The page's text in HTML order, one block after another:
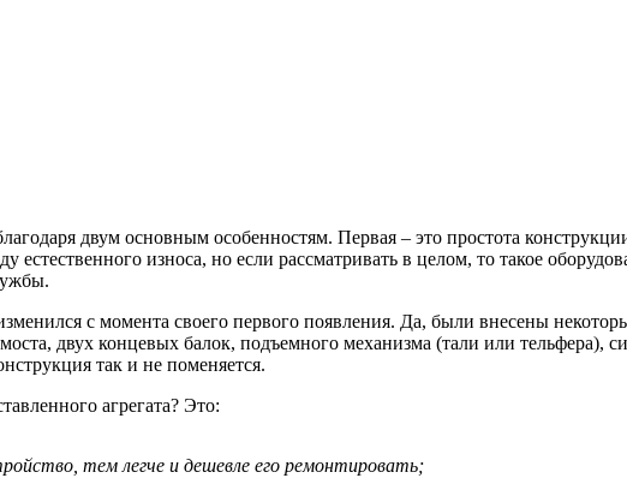
двум основным особенностям. Первая – это простота
естественного износа, но если рассматривать в целом, то такое
с момента своего первого появления. Да, были внесены
двух концевых балок, подъемного механизма (тали или тельфера),
так и не поменяется.
агрегата? Это:
тем легче и дешевле его ремонтировать;